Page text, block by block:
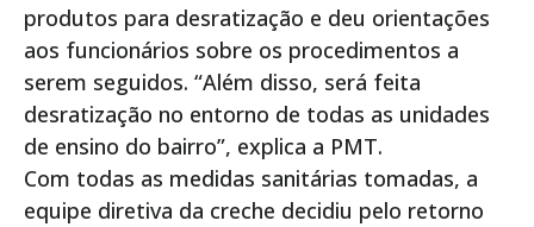
produtos para desratização e deu orientações
aos funcionários sobre os procedimentos a
serem seguidos. “Além disso, será feita
desratização no entorno de todas as unidades
de ensino do bairro”, explica a PMT.
Com todas as medidas sanitárias tomadas, a
equipe diretiva da creche decidiu pelo retorno